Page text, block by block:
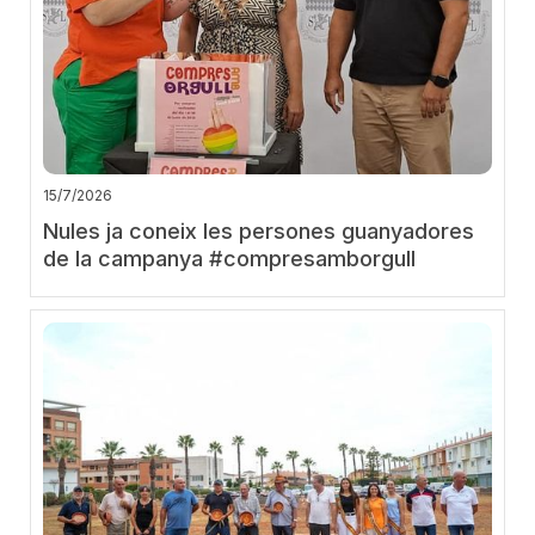
15/7/2026
Nules ja coneix les persones guanyadores
de la campanya #compresamborgull